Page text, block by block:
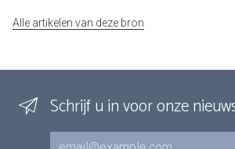
Alle artikelen van deze bron
Schrijf u in voor onze
E-mail